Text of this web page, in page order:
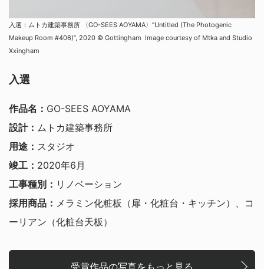
入選：ムトカ建築事務所 〈GO-SEES AOYAMA〉”Untitled (The Photogenic
Makeup Room #406)”, 2020 © Gottingham Image courtesy of Mtka and Studio
Xxingham
入選
作品名： GO-SEES AOYAMA
設計： ムトカ建築事務所
用途： スタジオ
竣工： 2020年6月
工事種別： リノベーション
採用商品： メラミン化粧板（扉・化粧台・キッチン）、コ
ーリアン（化粧台天板）